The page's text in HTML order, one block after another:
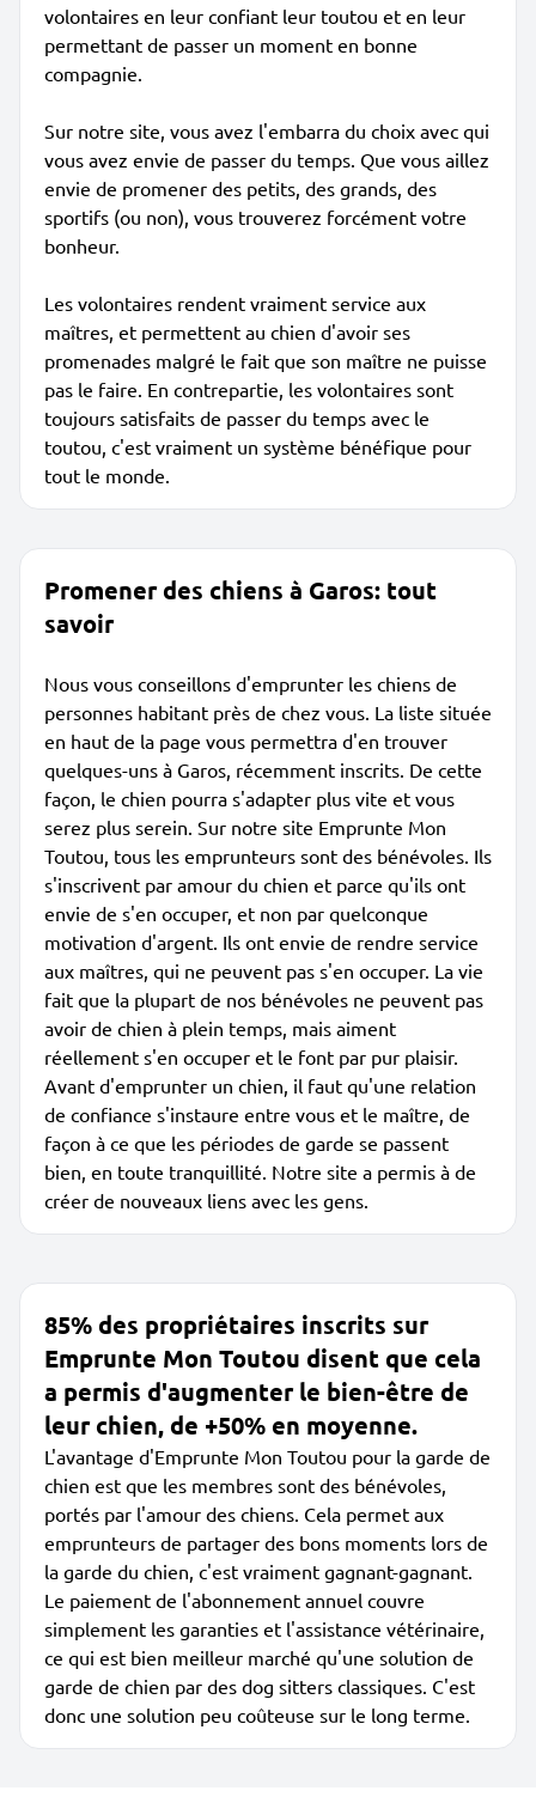
volontaires en leur confiant leur toutou et en leur
permettant de passer un moment en bonne
compagnie.
Sur notre site, vous avez l'embarra du choix avec qui
vous avez envie de passer du temps. Que vous aillez
envie de promener des petits, des grands, des
sportifs (ou non), vous trouverez forcément votre
bonheur.
Les volontaires rendent vraiment service aux
maîtres, et permettent au chien d'avoir ses
promenades malgré le fait que son maître ne puisse
pas le faire. En contrepartie, les volontaires sont
toujours satisfaits de passer du temps avec le
toutou, c'est vraiment un système bénéfique pour
tout le monde.
Promener des chiens à Garos: tout
savoir
Nous vous conseillons d'emprunter les chiens de
personnes habitant près de chez vous. La liste située
en haut de la page vous permettra d'en trouver
quelques-uns à Garos, récemment inscrits. De cette
façon, le chien pourra s'adapter plus vite et vous
serez plus serein. Sur notre site Emprunte Mon
Toutou, tous les emprunteurs sont des bénévoles. Ils
s'inscrivent par amour du chien et parce qu'ils ont
envie de s'en occuper, et non par quelconque
motivation d'argent. Ils ont envie de rendre service
aux maîtres, qui ne peuvent pas s'en occuper. La vie
fait que la plupart de nos bénévoles ne peuvent pas
avoir de chien à plein temps, mais aiment
réellement s'en occuper et le font par pur plaisir.
Avant d'emprunter un chien, il faut qu'une relation
de confiance s'instaure entre vous et le maître, de
façon à ce que les périodes de garde se passent
bien, en toute tranquillité. Notre site a permis à de
créer de nouveaux liens avec les gens.
85% des propriétaires inscrits sur
Emprunte Mon Toutou disent que cela
a permis d'augmenter le bien-être de
leur chien, de +50% en moyenne.
L'avantage d'Emprunte Mon Toutou pour la garde de
chien est que les membres sont des bénévoles,
portés par l'amour des chiens. Cela permet aux
emprunteurs de partager des bons moments lors de
la garde du chien, c'est vraiment gagnant-gagnant.
Le paiement de l'abonnement annuel couvre
simplement les garanties et l'assistance vétérinaire,
ce qui est bien meilleur marché qu'une solution de
garde de chien par des dog sitters classiques. C'est
donc une solution peu coûteuse sur le long terme.